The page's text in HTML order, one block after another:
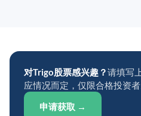
对Trigo股票感兴趣？请填写
应情况而定，仅限合格投资者
申请获取 →